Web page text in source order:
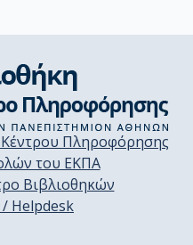
Πληροφόρησης
του ΕΚΠΑ
Βιβλιοθηκών
/ Helpdesk